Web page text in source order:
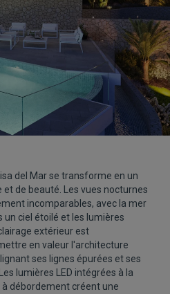
del Mar se transforme en un
de beauté. Les vues nocturnes
incomparables, avec la mer
ciel étoilé et les lumières
extérieur est
en valeur l'architecture
ses lignes épurées et ses
lumières LED intégrées à la
débordement créent une